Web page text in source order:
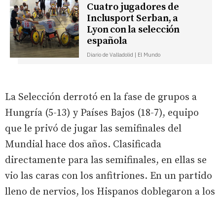
Cuatro jugadores de
Inclusport Serban, a
Lyon con la selección
española
Diario de Valladolid | El Mundo
La Selección derrotó en la fase de grupos a
Hungría (5-13) y Países Bajos (18-7), equipo
que le privó de jugar las semifinales del
Mundial hace dos años. Clasificada
directamente para las semifinales, en ellas se
vio las caras con los anfitriones. En un partido
lleno de nervios, los Hispanos doblegaron a los